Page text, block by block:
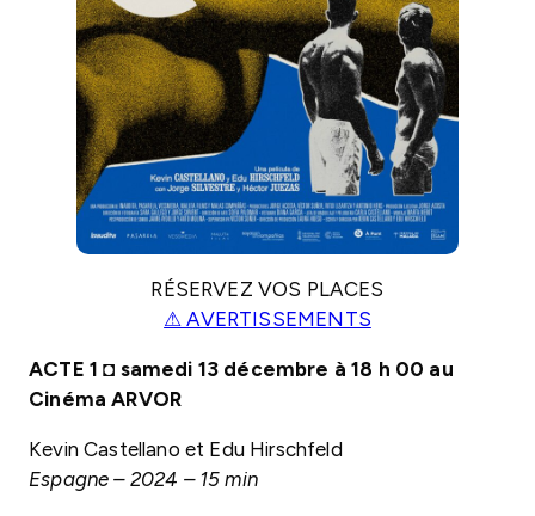
RÉSERVEZ VOS PLACES
⚠ AVERTISSEMENTS
ACTE 1 ◘ samedi 13 décembre à 18 h 00 au
Cinéma ARVOR
Kevin Castellano et Edu Hirschfeld
Espagne – 2024 – 15 min